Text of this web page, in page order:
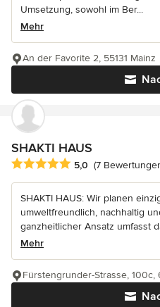
Umsetzung, sowohl im Ber...
Mehr
An der Favorite 2, 55131 Mainz
SHAKTI HAUS
Durchschnittliche Bewertung:
5,0 (7
SHAKTI HAUS: Wir planen
umweltfreundlich, nachhaltig
ganzheitlicher Ansatz umfasst
Mehr
Fürstengrunder-Strasse, 100c,